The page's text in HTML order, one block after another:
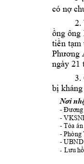
có nợ
2.
ồng ông
tiền tạm
Phương
ngày 21
3.
bị
Nơi
- Đương
-
- Tòa
-
- UBND
- Lưu